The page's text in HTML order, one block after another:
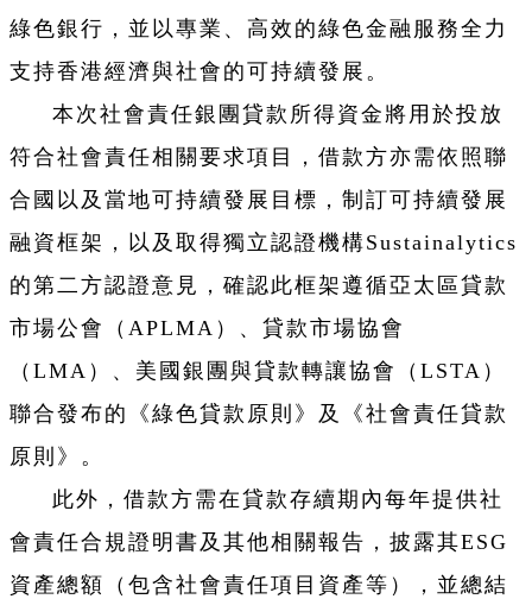
綠色銀行，並以專業、高效的綠色金融服務全力
支持香港經濟與社會的可持續發展。
本次社會責任銀團貸款所得資金將用於投放
符合社會責任相關要求項目，借款方亦需依照聯
合國以及當地可持續發展目標，制訂可持續發展
融資框架，以及取得獨立認證機構Sustainalytics
的第二方認證意見，確認此框架遵循亞太區貸款
市場公會（APLMA）、貸款市場協會
（LMA）、美國銀團與貸款轉讓協會（LSTA）
聯合發布的《綠色貸款原則》及《社會責任貸款
原則》。
此外，借款方需在貸款存續期內每年提供社
會責任合規證明書及其他相關報告，披露其ESG
資產總額（包含社會責任項目資產等），並總結